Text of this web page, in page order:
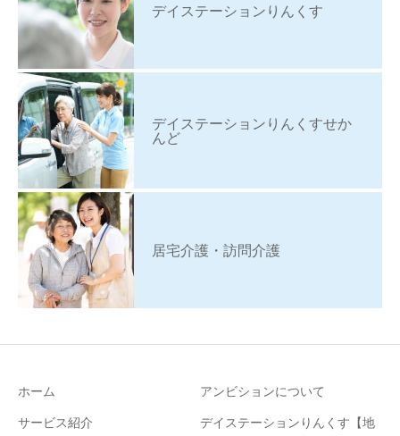
デイステーションりんくす
デイステーションりんくすせか
んど
居宅介護・訪問介護
ホーム
アンビションについて
サービス紹介
デイステーションりんくす【地